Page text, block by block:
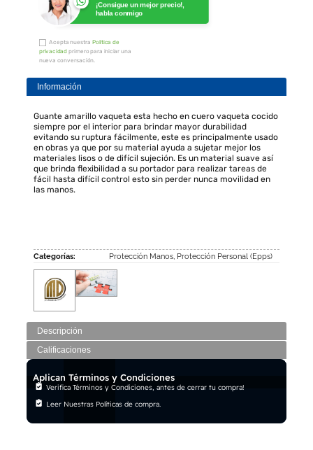
¡Consigue un mejor precio!,
habla conmigo
Acepta nuestra Política de
privacidad primero para iniciar una
nueva conversación.
Información
Descripción
Calificaciones
Guante amarillo vaqueta esta hecho en cuero vaqueta cocido
siempre por el interior para brindar mayor durabilidad
evitando su ruptura fácilmente, este es principalmente usado
en obras ya que por su material ayuda a sujetar mejor los
materiales lisos o de difícil sujeción. Es un material suave así
que brinda flexibilidad a su portador para realizar tareas de
fácil hasta difícil control esto sin perder nunca movilidad en
las manos.
Categorías: Protección Manos, Protección Personal (Epps)
Aplican Términos y Condiciones
Verifica Términos y Condiciones, antes de cerrar tu compra!
Leer Nuestras Políticas de compra.